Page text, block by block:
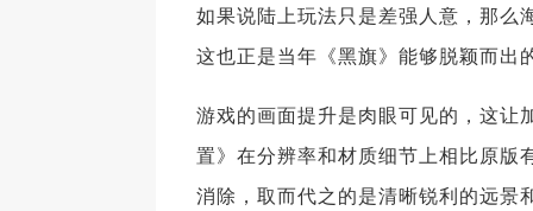
如果说陆上玩法只是差强人意，那么
这也正是当年《黑旗》能够脱颖而出
游戏的画面提升是肉眼可见的，这让
置》在分辨率和材质细节上相比原版
消除，取而代之的是清晰锐利的远景